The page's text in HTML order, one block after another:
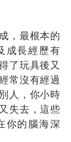
，最根本的
成長經歷有
了玩具後又
常沒有經過
人，你小時
失去，這些
你的腦海深